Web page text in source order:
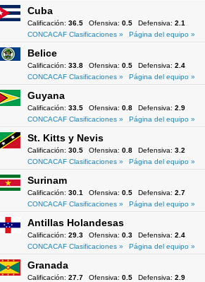
Cuba
Calificación: 36.5 Ofensiva: 0.5 Defensiva: 2.1
CONCACAF Clasificaciones »
Página del equipo »
Belice
Calificación: 33.8 Ofensiva: 0.5 Defensiva: 2.4
CONCACAF Clasificaciones »
Página del equipo »
Guyana
Calificación: 33.5 Ofensiva: 0.8 Defensiva: 2.9
CONCACAF Clasificaciones »
Página del equipo »
St. Kitts y Nevis
Calificación: 30.5 Ofensiva: 0.8 Defensiva: 3.2
CONCACAF Clasificaciones »
Página del equipo »
Surinam
Calificación: 30.1 Ofensiva: 0.5 Defensiva: 2.7
CONCACAF Clasificaciones »
Página del equipo »
Antillas Holandesas
Calificación: 29.3 Ofensiva: 0.3 Defensiva: 2.4
CONCACAF Clasificaciones »
Página del equipo »
Granada
Calificación: 27.7 Ofensiva: 0.5 Defensiva: 2.9